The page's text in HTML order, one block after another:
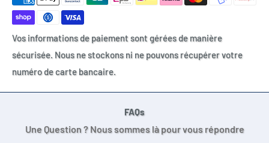
Talco Sirx
Talco Syderal SE
EVOLOGY
Bloc BPX
6416204
6401021
6404016
Vos informations de paiement sont gérées de manière
sécurisée. Nous ne stockons ni ne pouvons récupérer votre
numéro de carte bancaire.
FAQs
Une Question ? Nous sommes là pour vous répondre